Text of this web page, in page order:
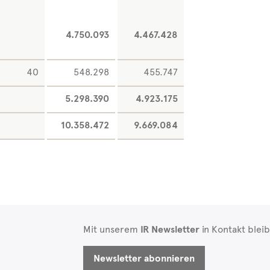
4.750.093 4.467.428
40 548.298 455.747
5.298.390 4.923.175
10.358.472 9.669.084
Mit unserem IR Newsletter in Kontakt
Newsletter abonnieren